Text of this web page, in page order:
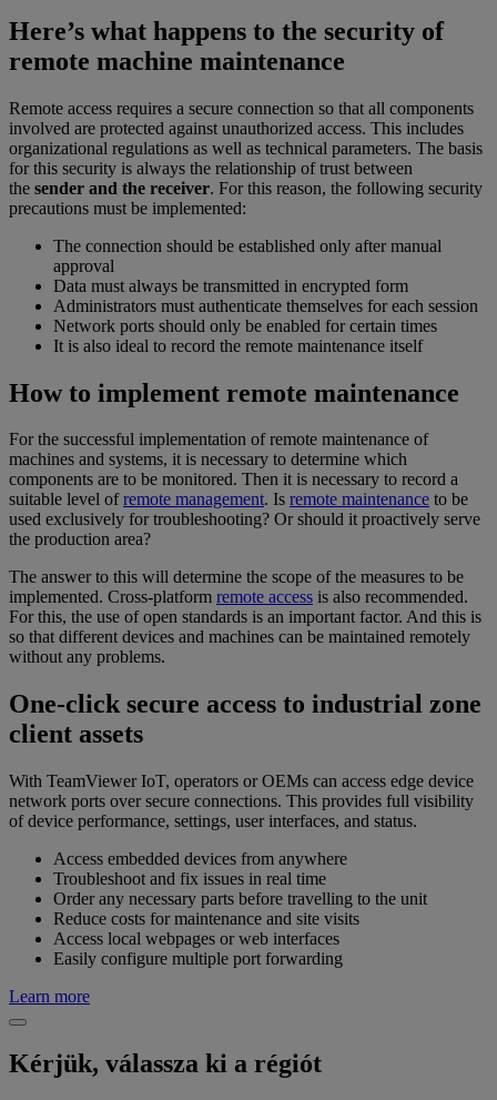
Here’s what happens to the security of
remote machine maintenance
Remote access requires a secure connection so that all components
involved are protected against unauthorized access. This includes
organizational regulations as well as technical parameters. The basis
for this security is always the relationship of trust between
the sender and the receiver. For this reason, the following security
precautions must be implemented:
The connection should be established only after manual
approval
Data must always be transmitted in encrypted form
Administrators must authenticate themselves for each session
Network ports should only be enabled for certain times
It is also ideal to record the remote maintenance itself
How to implement remote maintenance
For the successful implementation of remote maintenance of
machines and systems, it is necessary to determine which
components are to be monitored. Then it is necessary to record a
suitable level ofremote management. Is remote maintenance to be
used exclusively for troubleshooting? Or should it proactively serve
the production area?
The answer to this will determine the scope of the measures to be
implemented. Cross-platform remote access is also recommended.
For this, the use of open standards is an important factor. And this is
so that different devices and machines can be maintained remotely
without any problems.
One-click secure access to industrial zone
client assets
With TeamViewer IoT, operators or OEMs can access edge device
network ports over secure connections. This provides full visibility
of device performance, settings, user interfaces, and status.
Access embedded devices from anywhere
Troubleshoot and fix issues in real time
Order any necessary parts before travelling to the unit
Reduce costs for maintenance and site visits
Access local webpages or web interfaces
Easily configure multiple port forwarding
Learn more
Kérjük, válassza ki a régiót